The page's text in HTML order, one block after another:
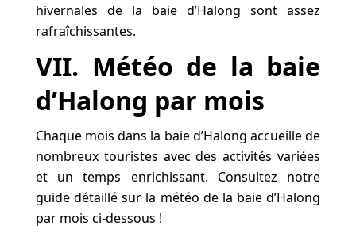
hivernales de la baie d’Halong sont assez
rafraîchissantes.
VII. Météo de la baie
d’Halong par mois
Chaque mois dans la baie d’Halong accueille de
nombreux touristes avec des activités variées
et un temps enrichissant. Consultez notre
guide détaillé sur la météo de la baie d’Halong
par mois ci-dessous !